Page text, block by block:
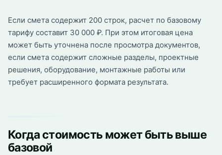
Если смета содержит 200 строк, расчет по базовому
тарифу составит 30 000 ₽. При этом итоговая цена
может быть уточнена после просмотра документов,
если смета содержит сложные разделы, проектные
решения, оборудование, монтажные работы или
требует расширенного формата результата.
Когда стоимость может быть выше
базовой